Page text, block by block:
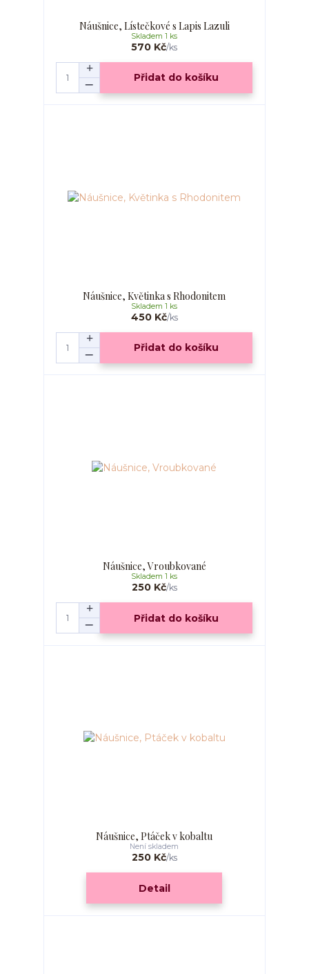
Náušnice, Lístečkové s Lapis Lazuli
570 Kč/ks
Skladem 1 ks
Přidat do košíku
Náušnice, Květinka s Rhodonitem
450 Kč/ks
Skladem 1 ks
Přidat do košíku
Náušnice, Vroubkované
250 Kč/ks
Skladem 1 ks
Přidat do košíku
Náušnice, Ptáček v kobaltu
250 Kč/ks
Není skladem
Detail